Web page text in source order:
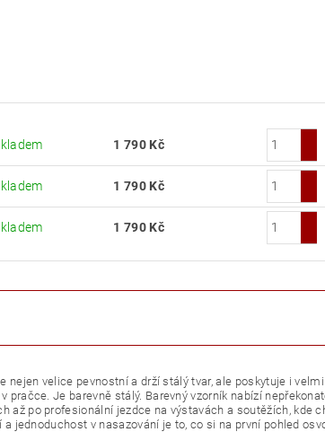
1 790 Kč
1 790 Kč
1 790 Kč
velice pevnostní a drží stálý tvar, ale poskytuje i velmi
pračce. Je barevně stálý. Barevný vzorník nabízí
po profesionální jezdce na výstavách a soutěžích, kde
jednoduchost v nasazování je to, co si na první pohled